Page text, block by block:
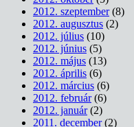
2012. szeptember(8)
2012. augusztus (2)
2012. július (10)
2012. június (5)
2012. május (13)
2012. április (6)
2012. március (6)
2012. február(6)
2012. január(2)
2011. december(2)